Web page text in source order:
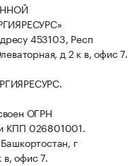
453103, Респ
д 2 к в, офис 7.
ОГРН
КПП 026801001.
г
в, офис 7.